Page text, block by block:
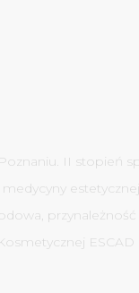
II stopień
ESCAD